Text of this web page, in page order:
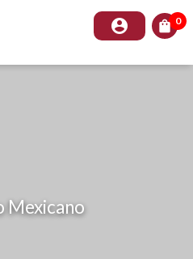
account_circle shopping_bag 0
Mexicano